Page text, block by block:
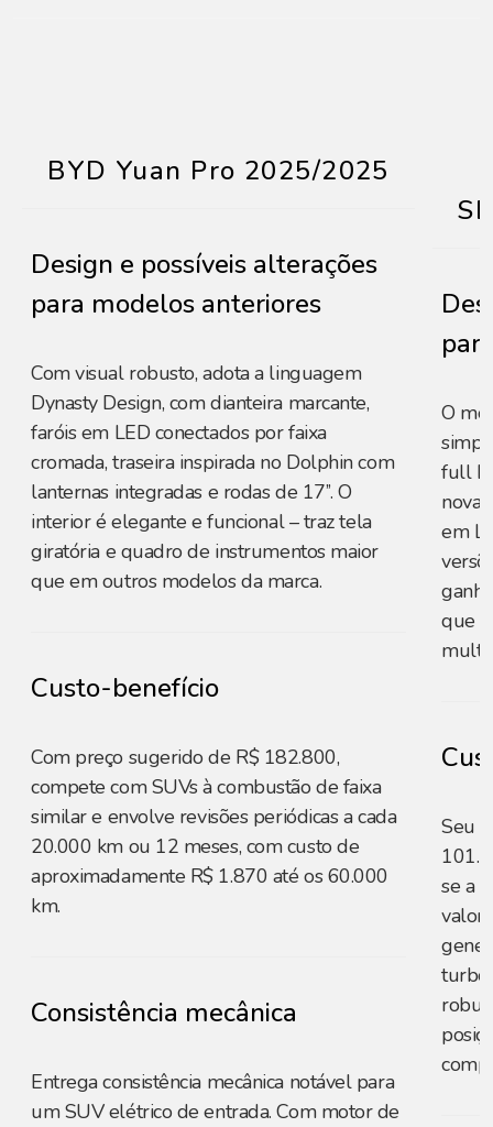
BYD Yuan Pro 2025/2025
Design e possíveis alterações
para modelos anteriores
Com visual robusto, adota a linguagem
Dynasty Design, com dianteira marcante,
faróis em LED conectados por faixa
cromada, traseira inspirada no Dolphin com
lanternas integradas e rodas de 17’’. O
interior é elegante e funcional – traz tela
giratória e quadro de instrumentos maior
que em outros modelos da marca.
Custo-benefício
Com preço sugerido de R$ 182.800,
compete com SUVs à combustão de faixa
similar e envolve revisões periódicas a cada
20.000 km ou 12 meses, com custo de
aproximadamente R$ 1.870 até os 60.000
km.
Consistência mecânica
Entrega consistência mecânica notável para
um SUV elétrico de entrada. Com motor de
O
full
em
que
Seu
se a
valor
turbo